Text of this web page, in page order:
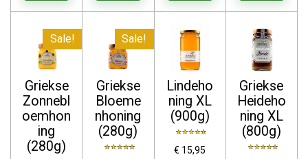
Sale!
Griekse
Zonnebl
oemhon
ing
(280g)
Sale!
Griekse
Bloeme
nhoning
(280g)
Lindeho
ning XL
(900g)
€ 15,95
Griekse
Heideho
ning XL
(800g)